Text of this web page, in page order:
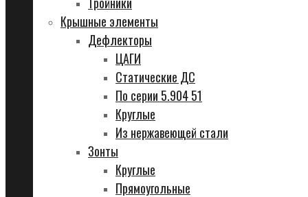
Крышные элементы
Дефлекторы
ЦАГИ
Статические ДС
По серии 5.904 51
Круглые
Из нержавеющей стали
Зонты
Круглые
Прямоугольные